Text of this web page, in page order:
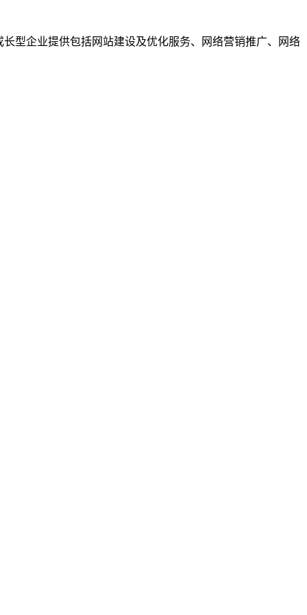
型企业提供包括网站建设及优化服务、网络营销推广、网络